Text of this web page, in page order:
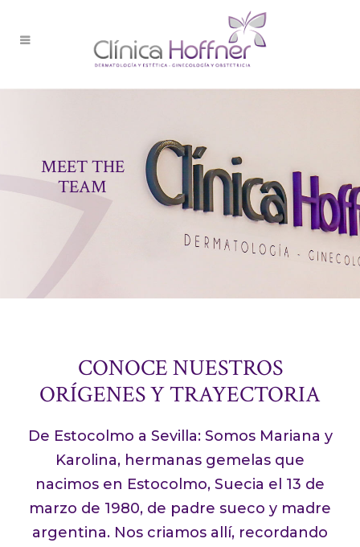
MEET THE
TEAM
CONOCE NUESTROS
ORÍGENES Y TRAYECTORIA
De Estocolmo a Sevilla: Somos Mariana y
Karolina, hermanas gemelas que
nacimos en Estocolmo, Suecia el 13 de
marzo de 1980, de padre sueco y madre
argentina. Nos criamos allí, recordando